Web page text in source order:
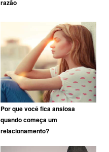
razão
Por que você fica ansiosa
quando começa um
relacionamento?